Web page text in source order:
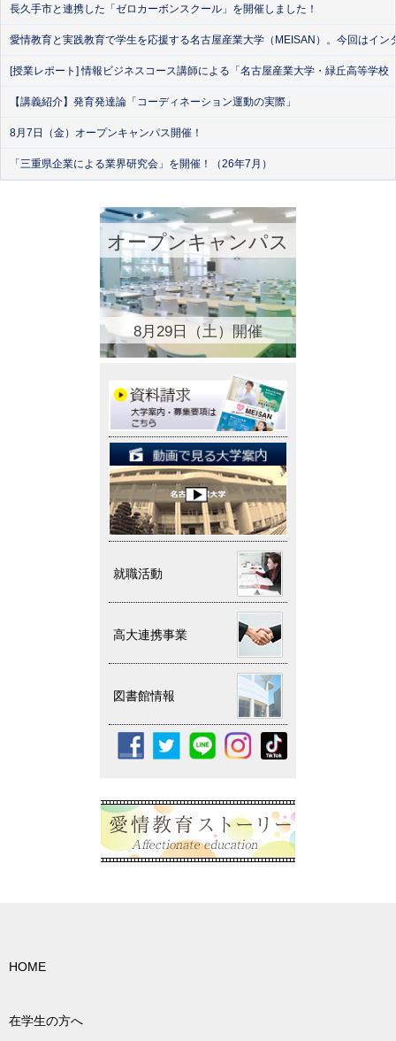
長久手市と連携した「ゼロカーボンスクール」を開催しました！
愛情教育と実践教育で学生を応援する名古屋産業大学（MEISAN）。今回はイ
[授業レポート] 情報ビジネスコース講師による「名古屋産業大学・緑丘高等学
【講義紹介】発育発達論「コーディネーション運動の実際」
8月7日（金）オープンキャンパス開催！
「三重県企業による業界研究会」を開催！（26年7月）
オープンキャンパス
8月29日（土）開催
就職活動
高大連携事業
図書館情報
HOME
在学生の方へ